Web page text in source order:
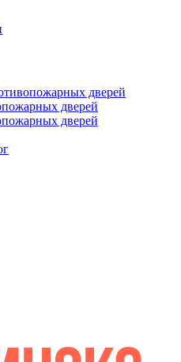
дверей
дверей
дверей